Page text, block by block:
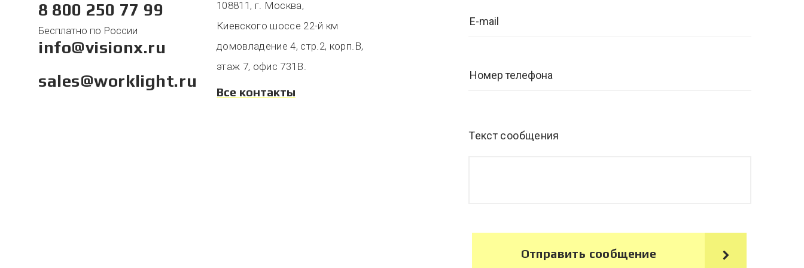
8 800 250 77 99
Бесплатно по России
info@visionx.ru
sales@worklight.ru
108811, г. Москва,
Киевского шоссе 22-й км
домовладение 4, стр.2, корп.В,
этаж 7, офис 731В.
Все контакты
Текст сообщения
Отправить сообщение